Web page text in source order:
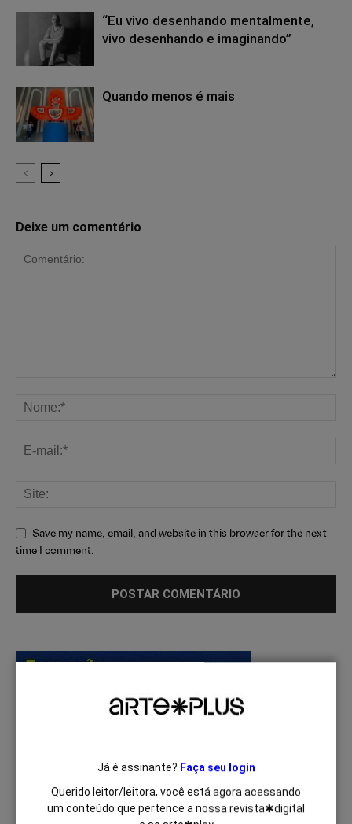
Já é assinante? Faça seu login
Querido leitor/leitora, você está agora acessando
um conteúdo que pertence a nossa revista✱digital
“Eu vivo desenhando mentalmente,
vivo desenhando e imaginando”
Quando menos é mais
Deixe um comentário
Save my name, email, and website in this browser for the next
time I comment.